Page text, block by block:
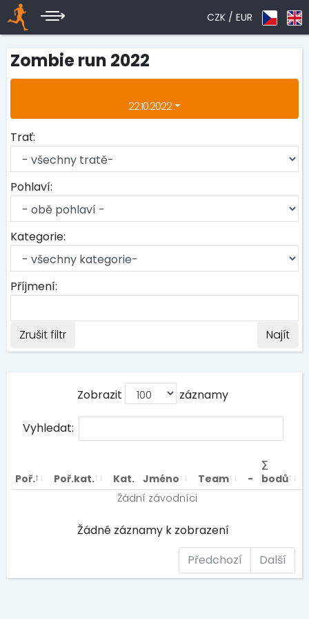
CZK / EUR
Zombie run 2022
22.10.2022
Trať:
Pohlaví:
Kategorie:
Příjmení:
Zrušit filtr Najít
Zobrazit záznamy
Vyhledat:
Poř. Poř.kat. Kat. Jméno Team -
∑
bodů
Žádní závodníci
Žádné záznamy k zobrazení
Předchozí
Další